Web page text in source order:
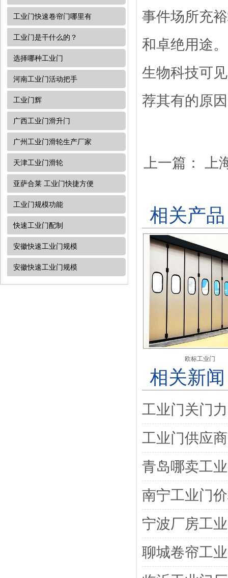
工业门快速卷帘门哪里有
工业门是干什么的？
选择哪种工业门
河南工业门活动把手
工业门辉
广西工业门​滑升门
广州工业门滑轮生产厂家
天津工业门​滑轮
亚萨合莱 工业门快捷方便
工业门规模功能
快速工业门配制
安徽快速工业门规模
安徽快速工业门规模
事件场所充
和卓绝用途
生物科技可
荐其有的原
上一篇：
相关产品
欧标工业门
相关新闻
工业门关门
工业门供应
青岛哪卖工
南宁工业门
宁波厂房工
聊城卷帘工